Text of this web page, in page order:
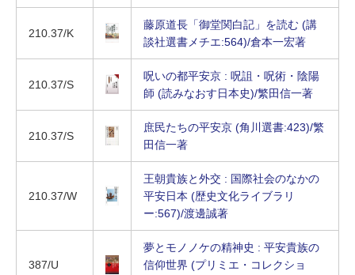
210.37/K
藤原道長「御堂関白記」を読む (講
談社選書メチエ:564)/倉本一宏著
210.37/S
呪いの都平安京 : 呪詛・呪術・陰陽
師 (読みなおす日本史)/繁田信一著
210.37/S
庶民たちの平安京 (角川選書:423)/繁
田信一著
210.37/W
王朝貴族と外交 : 国際社会のなかの
平安日本 (歴史文化ライブラリ
ー:567)/渡邊誠著
387/U
夢とモノノケの精神史 : 平安貴族の
信仰世界 (プリミエ・コレクショ